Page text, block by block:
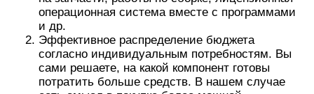
операционная система вместе с программами
и др.
Эффективное распределение бюджета
согласно индивидуальным потребностям. Вы
сами решаете, на какой компонент готовы
потратить больше средств. В нашем случае